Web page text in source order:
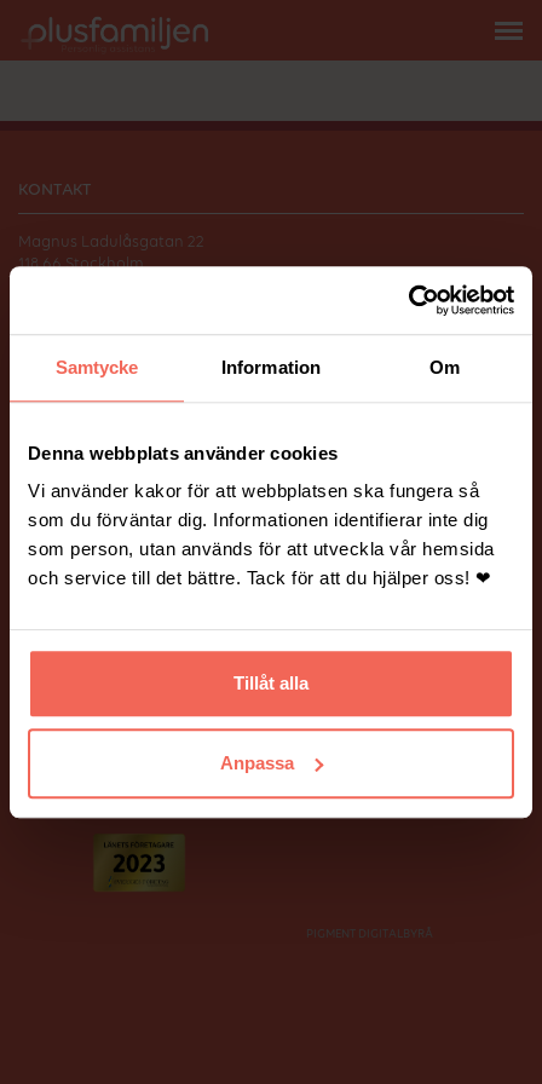
Samtycke Information Om
Denna webbplats använder cookies
Vi använder kakor för att webbplatsen ska fungera så
som du förväntar dig. Informationen identifierar inte dig
som person, utan används för att utveckla vår hemsida
och service till det bättre. Tack för att du hjälper oss! ❤
Tillåt alla
Anpassa
KONTAKT
Magnus Ladulåsgatan 22
118 66 Stockholm
FÖLJ OSS
Instagram
ÖVRIGT
Vanliga frågor och svar. Hantering av personuppgifter.
Ett stort tack till våra fina kunder som har ställt upp som modeller!
PIGMENT DIGITALBYRÅ